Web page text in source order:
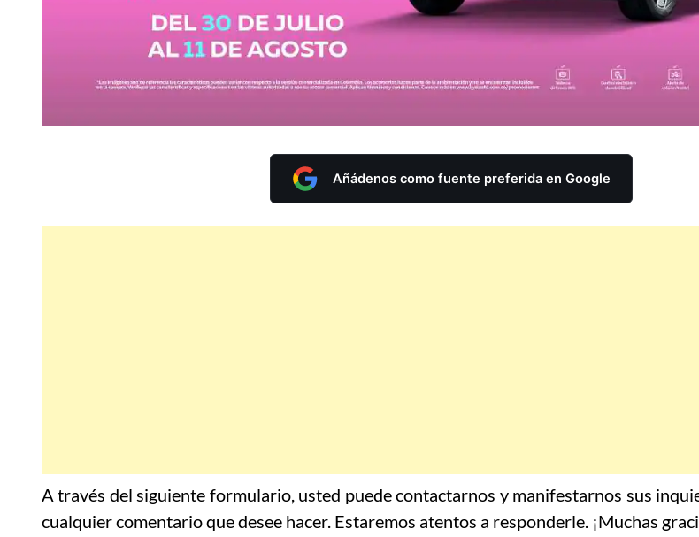
Añádenos como fuente preferida en Google
A través del siguiente formulario, usted puede contactarnos y manifestarnos sus
cualquier comentario que desee hacer. Estaremos atentos a responderle. ¡Muchas